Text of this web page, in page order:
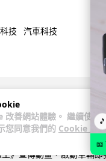
改善網站體驗。 繼續使用
您同意我們的 Cookie 政
技 汽車科技
熒幕強推蜘蛛
比 iTunes 送 U2
更新向全球逾 70 個市場
》宣傳動畫，啟動車輛
🎵
📖